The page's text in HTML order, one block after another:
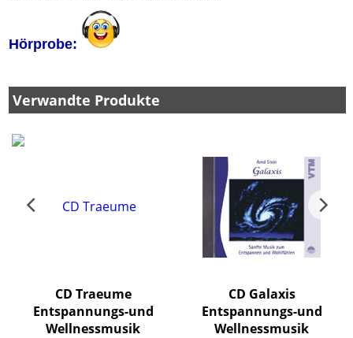
Hörprobe:
Verwandte Produkte
CD Traeume
Entspannungs-und
Wellnessmusik
CD Galaxis
Entspannungs-und
Wellnessmusik